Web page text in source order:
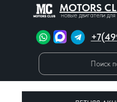
MOTORS
новые двигатели для
Поиск